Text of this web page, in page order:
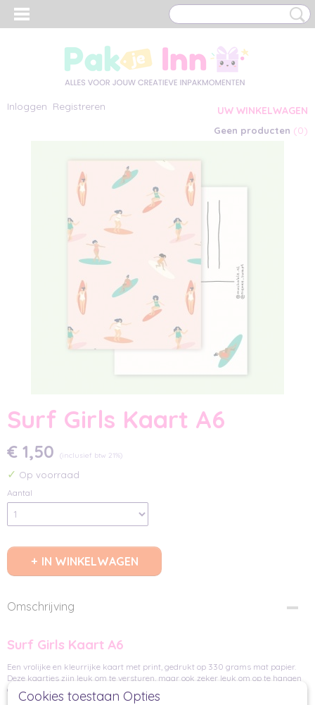
Inloggen Registreren UW WINKELWAGEN
Geen producten (0)
Surf Girls Kaart A6
€ 1,50 (inclusief btw 21%)
✓ Op voorraad
Aantal
IN WINKELWAGEN
Omschrijving
Surf Girls Kaart A6
Een vrolijke en kleurrijke kaart met print, gedrukt op 330 grams mat papier.
Deze kaartjes zijn leuk om te versturen, maar ook zeker leuk om op te hangen
of in te lijsten.
Cookies toestaan Opties